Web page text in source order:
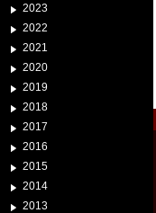
2023
2022
2021
2020
2019
2018
2017
2016
2015
2014
2013